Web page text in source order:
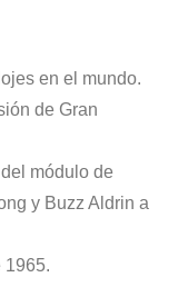
en el mundo.
de Gran
módulo de
y Buzz Aldrin a
1965.